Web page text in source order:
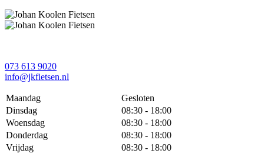
073 613 9020
info@jkfietsen.nl
Maandag
Gesloten
Dinsdag
08:30 - 18:00
Woensdag
08:30 - 18:00
Donderdag
08:30 - 18:00
Vrijdag
08:30 - 18:00